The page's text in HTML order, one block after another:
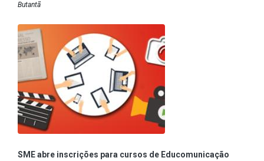
Butantã
SME abre inscrições para cursos de Educomunicação